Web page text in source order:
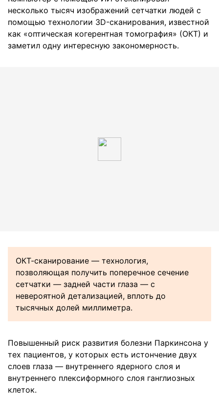
несколько тысяч изображений сетчатки людей с
помощью технологии 3D-сканирования, известной
как «оптическая когерентная томография» (ОКТ) и
заметил одну интересную закономерность.
ОКТ-сканирование — технология,
позволяющая получить поперечное сечение
сетчатки — задней части глаза — с
невероятной детализацией, вплоть до
тысячных долей миллиметра.
Повышенный риск развития болезни Паркинсона у
тех пациентов, у которых есть истончение двух
слоев глаза — внутреннего ядерного слоя и
внутреннего плексиформного слоя ганглиозных
клеток.